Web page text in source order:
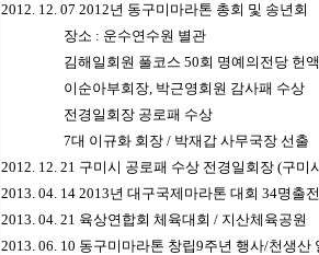
2012. 12. 07 2012년 동구미마라톤 총회 및 송년회
장소 : 운수연수원 별관
김해일회원 풀코스 50회 명예의전당 헌액
이순아부회장, 박근영회원 감사패 수상
전경일회장 공로패 수상
7대 이규화 회장 / 박재갑 사무국장 선출
2012. 12. 21 구미시 공로패 수상 전경일회장 (구미
2013. 04. 14 2013년 대구국제마라톤 대회 34명출
2013. 04. 21 육상연합회 체육대회 / 지산체육공원
2013. 06. 10 동구미마라톤 창립9주년 행사/천생산